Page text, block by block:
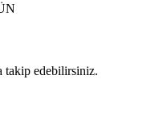
takip edebilirsiniz.